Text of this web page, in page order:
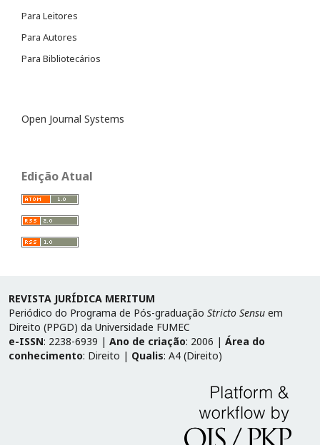
Para Leitores
Para Autores
Para Bibliotecários
Open Journal Systems
Edição Atual
REVISTA JURÍDICA MERITUM
Periódico do Programa de Pós-graduação Stricto Sensu em
Direito (PPGD) da Universidade FUMEC
e-ISSN: 2238-6939 | Ano de criação: 2006 | Área do
conhecimento: Direito | Qualis: A4 (Direito)